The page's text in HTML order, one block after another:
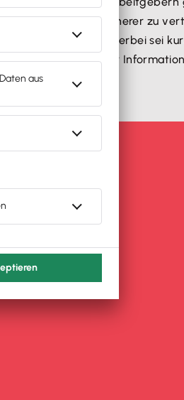
Versicherer zu
Arbeitnehmer Hierbei sei
KV gelten. Mehr
zu zahlen.